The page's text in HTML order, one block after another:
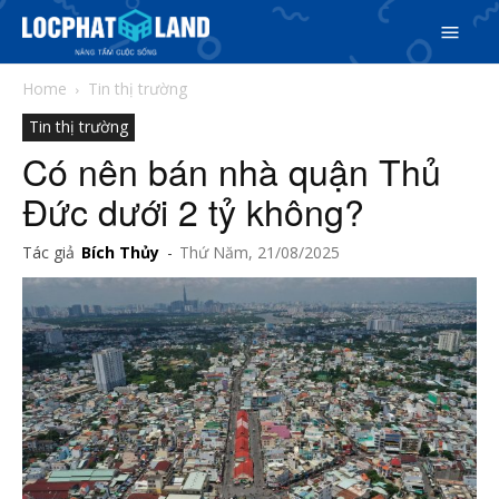
Search
Search
5/5(3 Reviews)
Phiên bản cập nhật V3
& tìm kiếm nhanh chóng hơn
Trang chủ
Home
Tin thị trường
Tin thị trường
Có nên bán nhà quận Thủ
Đức dưới 2 tỷ không?
Tác giả Bích Thủy - Thứ Năm, 21/08/2025